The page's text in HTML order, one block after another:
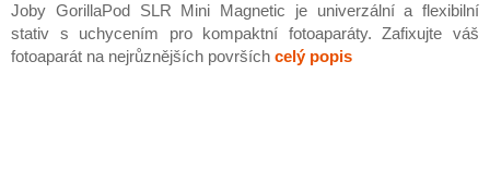
Joby GorillaPod SLR Mini Magnetic je univerzální a flexibilní
stativ s uchycením pro kompaktní fotoaparáty. Zafixujte váš
fotoaparát na nejrůznějších površích celý popis